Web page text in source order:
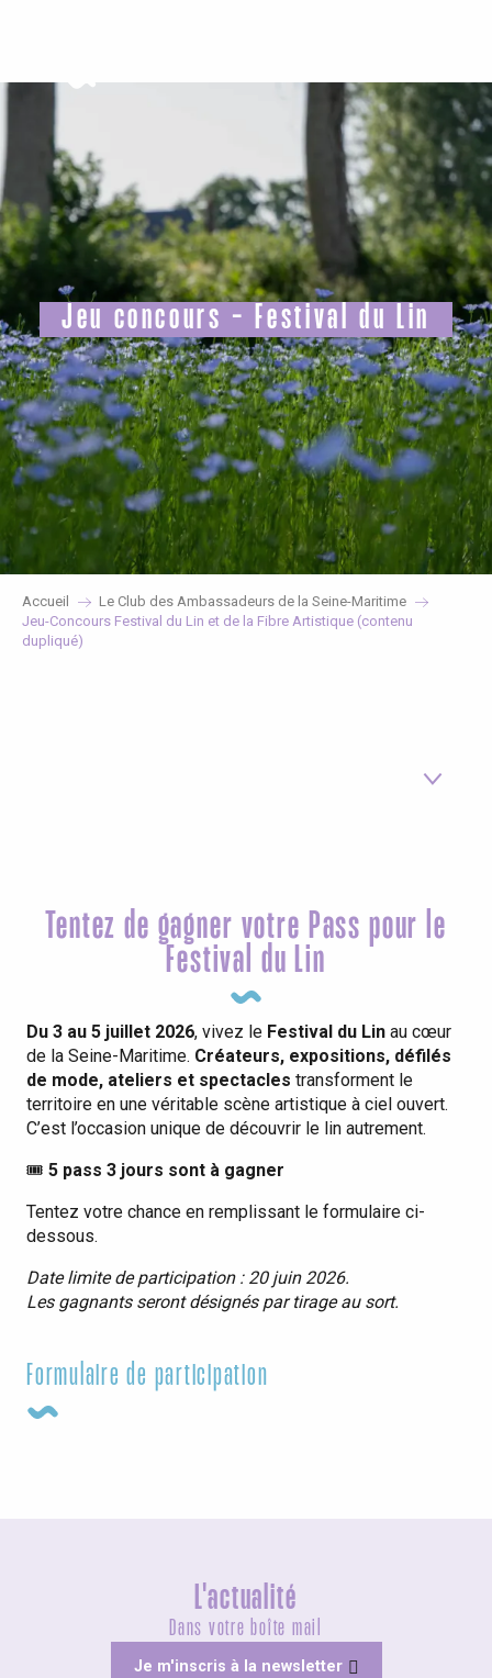
principal
Jeu concours - Festival du Lin
Accueil
Le Club des Ambassadeurs de la Seine-Maritime
Jeu-Concours Festival du Lin et de la Fibre Artistique (contenu
dupliqué)
Tentez de gagner votre Pass pour le
Festival du Lin
Du 3 au 5 juillet 2026, vivez le Festival du Lin au cœur
de la Seine-Maritime. Créateurs, expositions, défilés
de mode, ateliers et spectacles transforment le
territoire en une véritable scène artistique à ciel ouvert.
C’est l’occasion unique de découvrir le lin autrement.
🎟️ 5 pass 3 jours sont à gagner
Tentez votre chance en remplissant le formulaire ci-
dessous.
Date limite de participation : 20 juin 2026.
Les gagnants seront désignés par tirage au sort.
Formulaire de participation
L'actualité
Dans votre boîte mail
Je m'inscris à la newsletter